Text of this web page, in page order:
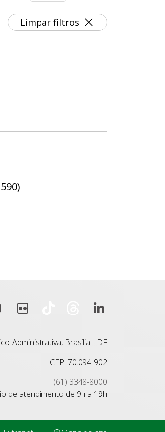
Limpar filtros
Administrativa, Brasília - DF
CEP: 70.094-902
(61) 3348-8000
de atendimento de 9h a 19h